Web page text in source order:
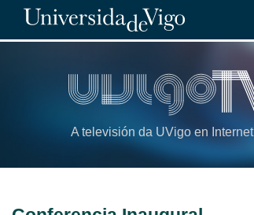
A televisión da UVigo en Internet